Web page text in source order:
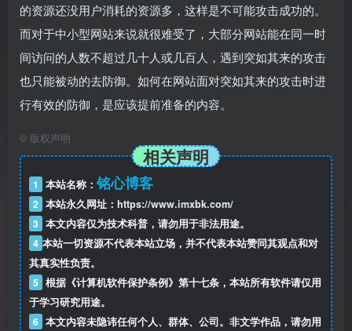
的资源还没用户消耗的资源多，这样是不可能攻击成功的。
而对于中小型网站来说就很难受了，大部分网站能在同一时
间访问的人数不超过几十人或几百人，遇到突如其来的攻击
也只能被动的去防御。如何在网站面对突如其来的攻击时进
行有效的防御，是应该提前准备的内容。
© 版权声明
相关声明
1 本站名称：铭心博客
2 本站永久网址： https://www.imxbk.com/
3 本文内容仅为技术科普，请勿用于非法用途。
4 本站一切资源不代表本站立场，并不代表本站赞同其观点和对
其真实性负责。
5 根据《计算机软件保护条例》第十七条，本站所有软件请仅用
于学习研究用途。
6 本文内容未隐讳任何个人、群体、公司。非文学作品，请勿用